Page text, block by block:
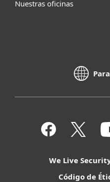
Nuestras oficinas
We Live
Código de